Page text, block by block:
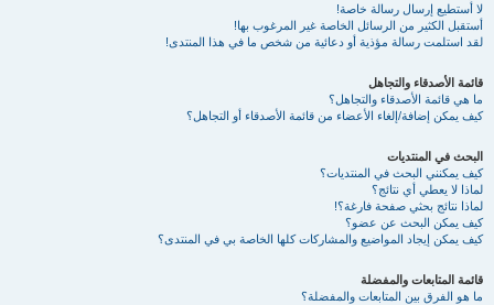
لا أستطيع إرسال رسالة خاصة!
أستقبل الكثير من الرسائل الخاصة غير المرغوب بها!
لقد استلمت رسالة مؤذية أو دعائية من شخص ما في هذا المنتدى!
قائمة الأصدقاء والتجاهل
ما هي قائمة الأصدقاء والتجاهل؟
كيف يمكن إضافة/إلغاء الأعضاء من قائمة الأصدقاء أو التجاهل؟
البحث في المنتديات
كيف يمكنني البحث في المنتديات؟
لماذا لا يعطي أي نتائج؟
لماذا نتائج بحثي صفحة فارغة؟!
كيف يمكن البحث عن عضو؟
كيف يمكن إيجاد المواضيع والمشاركات كلها الخاصة بي في المنتدى؟
قائمة المتابعات والمفضلة
ما هو الفرق بين المتابعات والمفضلة؟